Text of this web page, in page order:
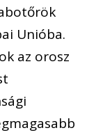
Unióba.
az orosz